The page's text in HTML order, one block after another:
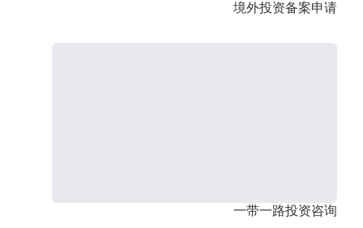
境外投资备案申请
一带一路投资咨询